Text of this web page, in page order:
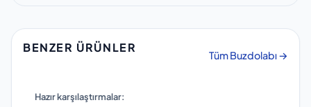
BENZER ÜRÜNLER
Tüm Buzdolabı →
Hazır karşılaştırmalar: